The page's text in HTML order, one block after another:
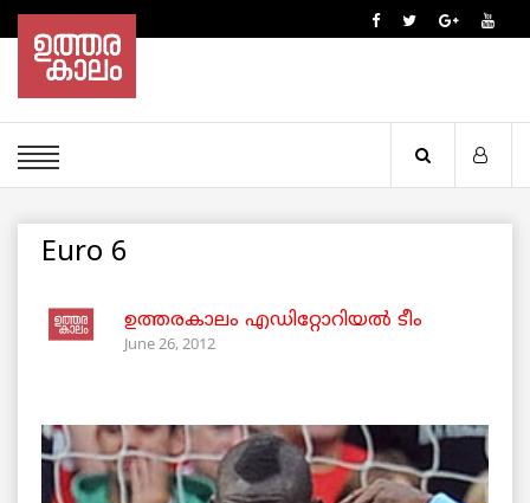
Euro 6
ഉത്തരകാലം എഡിറ്റോറിയല്‍ ടീം
June 26, 2012